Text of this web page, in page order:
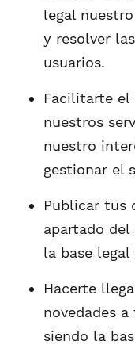
legal
y resolver
usuarios.
Facilitarte el
nuestros
nuestro
gestionar el
Publicar tus
apartado
la base
Hacerte
novedades
siendo la